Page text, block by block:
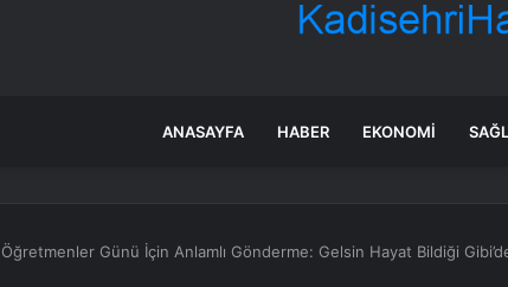
ANASAYFA HABER EKONOMI
Öğretmenler Günü İçin Anlamlı Gönderme: Gelsin Hayat Bildiği